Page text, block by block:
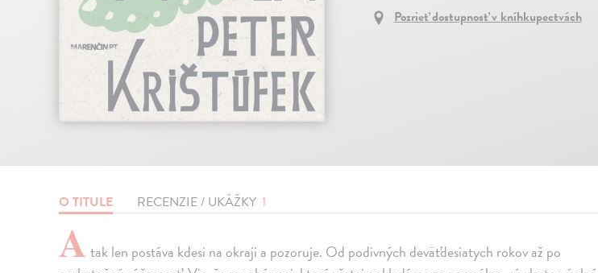
Pozrieť dostupnosť v kníhkupectvách
O TITULE RECENZIE / UKÁŽKY 1
A tak len postáva kdesi na okraji a pozoruje. Od podivných deväťdesiatych rokov až po